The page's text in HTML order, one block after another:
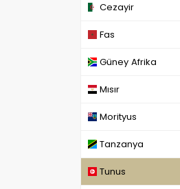
Cezayir
Fas
Güney Afrika
Mısır
Morityus
Tanzanya
Tunus